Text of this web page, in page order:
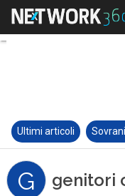
Ultimi articoli
G genitori